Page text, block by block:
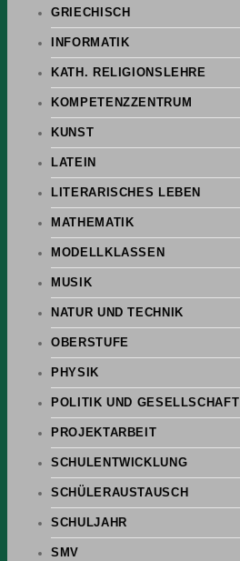
GRIECHISCH
INFORMATIK
KATH. RELIGIONSLEHRE
KOMPETENZZENTRUM
KUNST
LATEIN
LITERARISCHES LEBEN
MATHEMATIK
MODELLKLASSEN
MUSIK
NATUR UND TECHNIK
OBERSTUFE
PHYSIK
POLITIK UND GESELLSCHAFT
PROJEKTARBEIT
SCHULENTWICKLUNG
SCHÜLERAUSTAUSCH
SCHULJAHR
SMV